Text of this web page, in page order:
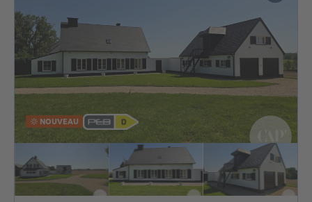
NOUVEAU